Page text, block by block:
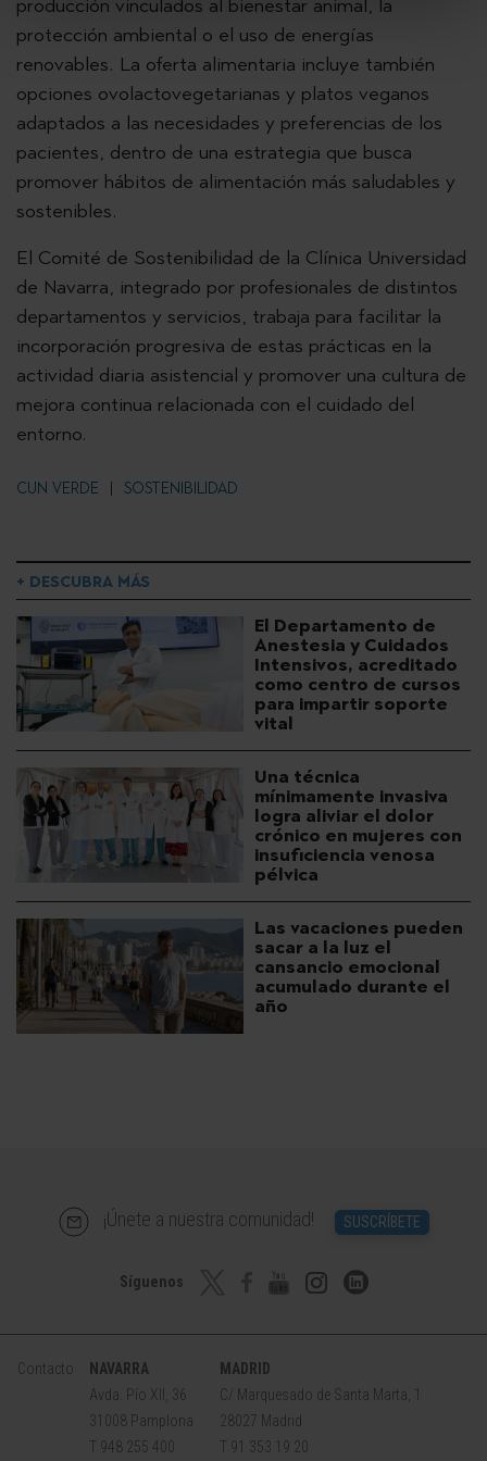
producción vinculados al bienestar animal, la
protección ambiental o el uso de energías
renovables. La oferta alimentaria incluye también
opciones ovolactovegetarianas y platos veganos
adaptados a las necesidades y preferencias de los
pacientes, dentro de una estrategia que busca
promover hábitos de alimentación más saludables y
sostenibles.
El Comité de Sostenibilidad de la Clínica Universidad
de Navarra, integrado por profesionales de distintos
departamentos y servicios, trabaja para facilitar la
incorporación progresiva de estas prácticas en la
actividad diaria asistencial y promover una cultura de
mejora continua relacionada con el cuidado del
entorno.
CUN VERDE SOSTENIBILIDAD
+ DESCUBRA MÁS
El Departamento de
Anestesia y Cuidados
Intensivos, acreditado
como centro de cursos
para impartir soporte
vital
Una técnica
mínimamente invasiva
logra aliviar el dolor
crónico en mujeres con
insuficiencia venosa
pélvica
Las vacaciones pueden
sacar a la luz el
cansancio emocional
acumulado durante el
año
¡Únete a nuestra comunidad! SUSCRÍBETE
Síguenos
Contacto
NAVARRA
Avda. Pío XII, 36
31008 Pamplona
T 948 255 400
MADRID
C/ Marquesado de Santa Marta, 1
28027 Madrid
T 91 353 19 20